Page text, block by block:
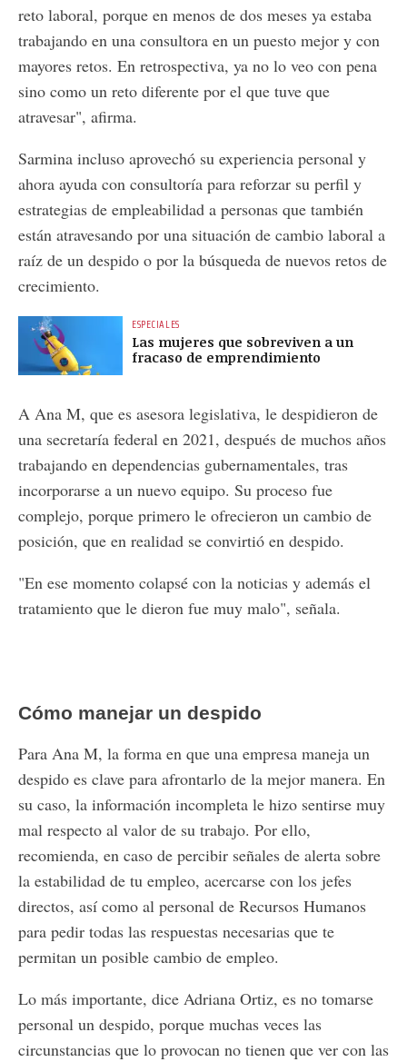
reto laboral, porque en menos de dos meses ya estaba
trabajando en una consultora en un puesto mejor y con
mayores retos. En retrospectiva, ya no lo veo con pena
sino como un reto diferente por el que tuve que
atravesar", afirma.
Sarmina incluso aprovechó su experiencia personal y
ahora ayuda con consultoría para reforzar su perfil y
estrategias de empleabilidad a personas que también
están atravesando por una situación de cambio laboral a
raíz de un despido o por la búsqueda de nuevos retos de
crecimiento.
ESPECIALES
Las mujeres que sobreviven a un
fracaso de emprendimiento
A Ana M, que es asesora legislativa, le despidieron de
una secretaría federal en 2021, después de muchos años
trabajando en dependencias gubernamentales, tras
incorporarse a un nuevo equipo. Su proceso fue
complejo, porque primero le ofrecieron un cambio de
posición, que en realidad se convirtió en despido.
"En ese momento colapsé con la noticias y además el
tratamiento que le dieron fue muy malo", señala.
Cómo manejar un despido
Para Ana M, la forma en que una empresa maneja un
despido es clave para afrontarlo de la mejor manera. En
su caso, la información incompleta le hizo sentirse muy
mal respecto al valor de su trabajo. Por ello,
recomienda, en caso de percibir señales de alerta sobre
la estabilidad de tu empleo, acercarse con los jefes
directos, así como al personal de Recursos Humanos
para pedir todas las respuestas necesarias que te
permitan un posible cambio de empleo.
Lo más importante, dice Adriana Ortiz, es no tomarse
personal un despido, porque muchas veces las
circunstancias que lo provocan no tienen que ver con las